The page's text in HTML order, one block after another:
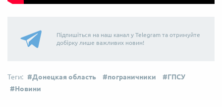
Підпишіться на наш канал у Telegram та отримуйте
добірку лише важливих новин!
Донецкая область пограничники
ГПСУ
Новини